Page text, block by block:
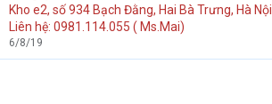
Kho e2, số 934 Bạch Đằng, Hai Bà Trưng, Hà Nội
Liên hệ: 0981.114.055 ( Ms.Mai)
6/8/19